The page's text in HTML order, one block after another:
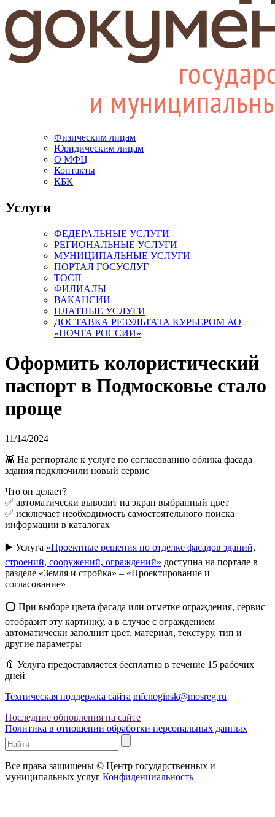
Физическим лицам
Юридическим лицам
О МФЦ
Контакты
КБК
Услуги
ФЕДЕРАЛЬНЫЕ УСЛУГИ
РЕГИОНАЛЬНЫЕ УСЛУГИ
МУНИЦИПАЛЬНЫЕ УСЛУГИ
ПОРТАЛ ГОСУСЛУГ
ТОСП
ФИЛИАЛЫ
ВАКАНСИИ
ПЛАТНЫЕ УСЛУГИ
ДОСТАВКА РЕЗУЛЬТАТА КУРЬЕРОМ АО
«ПОЧТА РОССИИ»
Оформить колористический
паспорт в Подмосковье стало
проще
11/14/2024
👾 На регпортале к услуге по согласованию облика фасада
здания подключили новый сервис
Что он делает?
✅ автоматически выводит на экран выбранный цвет
✅ исключает необходимость самостоятельного поиска
информации в каталогах
▶️ Услуга «Проектные решения по отделке фасадов зданий,
строений, сооружений, ограждений» доступна на портале в
разделе «Земля и стройка» – «Проектирование и
согласование»
⭕ При выборе цвета фасада или отметке ограждения, сервис
отобразит эту картинку, а в случае с ограждением
автоматически заполнит цвет, материал, текстуру, тип и
другие параметры
📎 Услуга предоставляется бесплатно в течение 15 рабочих
дней
Техническая поддержка сайта mfcnoginsk@mosreg.ru
Последние обновления на сайте
Политика в отношении обработки персональных данных
Все права защищены © Центр государственных и
муниципальных услуг Конфиденциальность